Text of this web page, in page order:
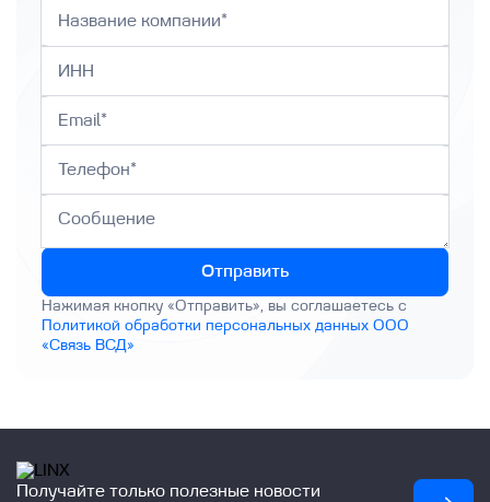
Отправить
Нажимая кнопку «Отправить», вы соглашаетесь с
Политикой обработки персональных данных ООО
«Связь ВСД»
Получайте только полезные новости